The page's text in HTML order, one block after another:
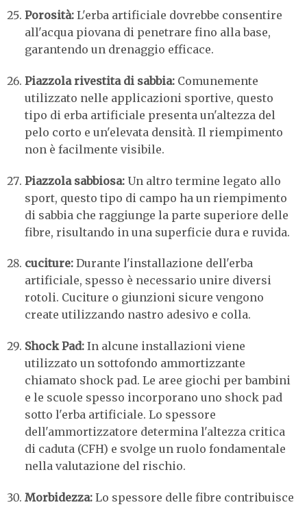
Porosità:L'erba artificiale dovrebbe consentire
all'acqua piovana di penetrare fino alla base,
garantendo un drenaggio efficace.
Piazzola rivestita di sabbia:Comunemente
utilizzato nelle applicazioni sportive, questo
tipo di erba artificiale presenta un'altezza del
pelo corto e un'elevata densità. Il riempimento
non è facilmente visibile.
Piazzola sabbiosa:Un altro termine legato allo
sport, questo tipo di campo ha un riempimento
di sabbia che raggiunge la parte superiore delle
fibre, risultando in una superficie dura e ruvida.
cuciture:Durante l'installazione dell'erba
artificiale, spesso è necessario unire diversi
rotoli. Cuciture o giunzioni sicure vengono
create utilizzando nastro adesivo e colla.
Shock Pad:In alcune installazioni viene
utilizzato un sottofondo ammortizzante
chiamato shock pad. Le aree giochi per bambini
e le scuole spesso incorporano uno shock pad
sotto l'erba artificiale. Lo spessore
dell'ammortizzatore determina l'altezza critica
di caduta (CFH) e svolge un ruolo fondamentale
nella valutazione del rischio.
Morbidezza:Lo spessore delle fibre contribuisce